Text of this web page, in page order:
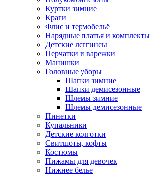
Куртки зимние
Краги
Флис и термобельё
Нарядные платья и комплекты
Детские леггинсы
Перчатки и варежки
Манишки
Головные уборы
Шапки зимние
Шапки демисезонные
Шлемы зимние
Шлемы демисезонные
Пинетки
Купальники
Детские колготки
Свитшоты, кофты
Костюмы
Пижамы для девочек
Нижнее белье